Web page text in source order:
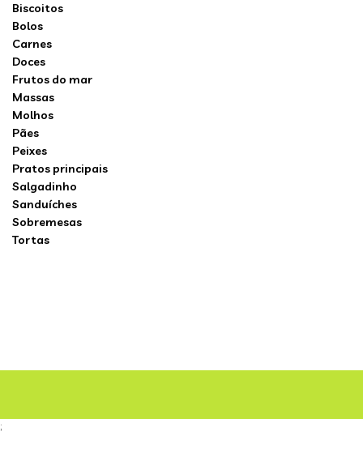
Biscoitos
Bolos
Carnes
Doces
Frutos do mar
Massas
Molhos
Pães
Peixes
Pratos principais
Salgadinho
Sanduíches
Sobremesas
Tortas
;